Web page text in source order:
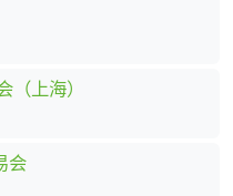
上海）
会